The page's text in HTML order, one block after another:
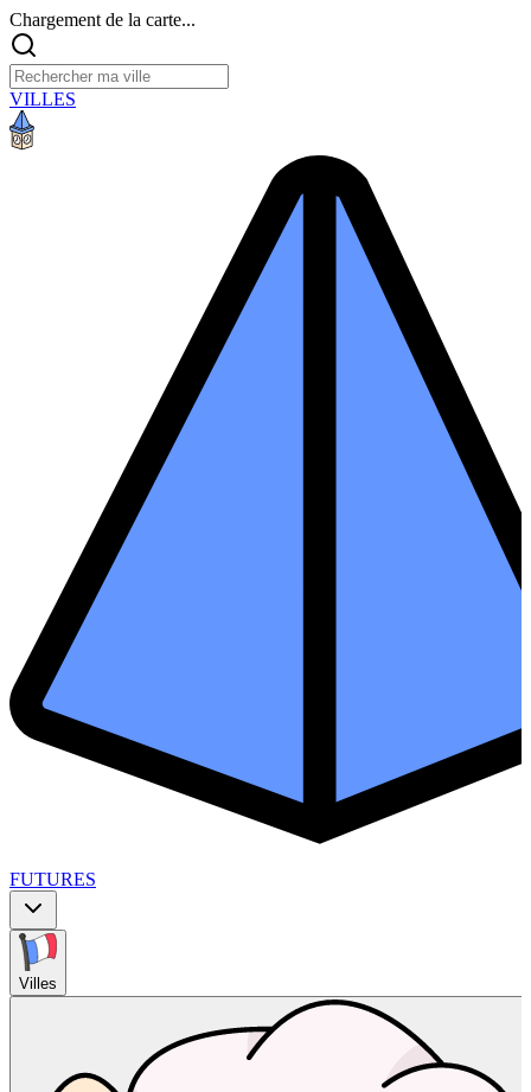
Chargement de la carte...
VILLES
FUTURES
Villes